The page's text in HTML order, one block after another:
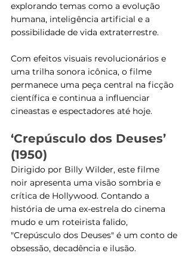
explorando temas como a evolução
humana, inteligência artificial e a
possibilidade de vida extraterrestre.
Com efeitos visuais revolucionários e
uma trilha sonora icônica, o filme
permanece uma peça central na ficção
científica e continua a influenciar
cineastas e espectadores até hoje​​.
‘Crepúsculo dos Deuses’
(1950)
Dirigido por Billy Wilder, este filme
noir apresenta uma visão sombria e
crítica de Hollywood. Contando a
história de uma ex-estrela do cinema
mudo e um roteirista falido,
"Crepúsculo dos Deuses" é um conto de
obsessão, decadência e ilusão.